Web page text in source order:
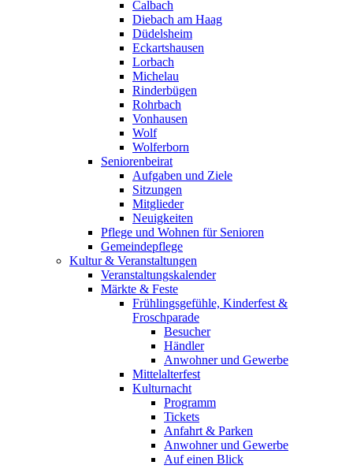
Calbach
Diebach am Haag
Düdelsheim
Eckartshausen
Lorbach
Michelau
Rinderbügen
Rohrbach
Vonhausen
Wolf
Wolferborn
Seniorenbeirat
Aufgaben und Ziele
Sitzungen
Mitglieder
Neuigkeiten
Pflege und Wohnen für Senioren
Gemeindepflege
Kultur & Veranstaltungen
Veranstaltungskalender
Märkte & Feste
Frühlingsgefühle, Kinderfest &
Froschparade
Besucher
Händler
Anwohner und Gewerbe
Mittelalterfest
Kulturnacht
Programm
Tickets
Anfahrt & Parken
Anwohner und Gewerbe
Auf einen Blick